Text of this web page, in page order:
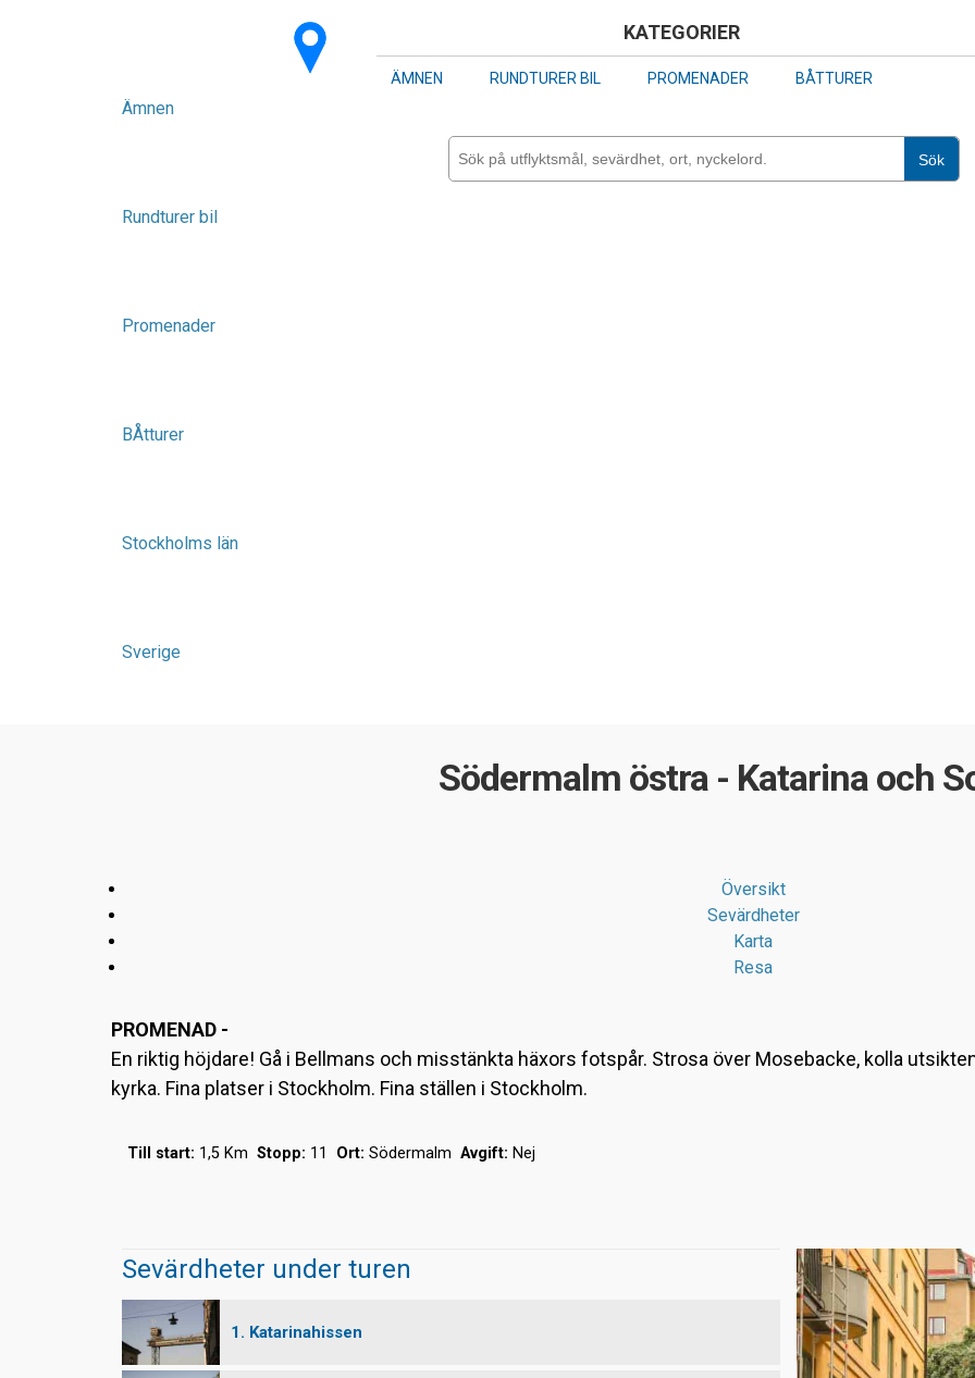
to
main
Ämnen
Rundturer bil
Promenader
BÅtturer
Stockholms län
Sverige
KATEGORIER
ÄMNEN RUNDTURER BIL PROMENADER BÅTTURER
Sök
Södermalm östra - Katarina och
Översikt
Sevärdheter
Karta
Resa
PROMENAD -
En riktig höjdare! Gå i Bellmans och misstänkta häxors fotspår. Strosa över Mosebacke, kolla
kyrka. Fina platser i Stockholm. Fina ställen i Stockholm.
Till start: 1,5 Km Stopp: 11 Ort: Södermalm Avgift: Nej
Sevärdheter under turen
1. Katarinahissen